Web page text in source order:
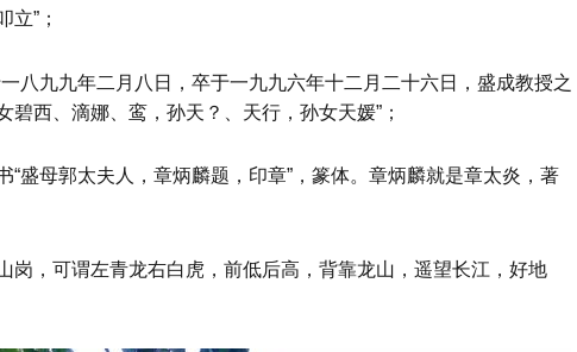
”；
八九九年二月八日，卒于一九九六年十二月二十六日，盛成教授之
西、滴娜、鸾，孙天？、天行，孙女天媛”；
“盛母郭太夫人，章炳麟题，印章”，篆体。章炳麟就是章太炎，著
岗，可谓左青龙右白虎，前低后高，背靠龙山，遥望长江，好地